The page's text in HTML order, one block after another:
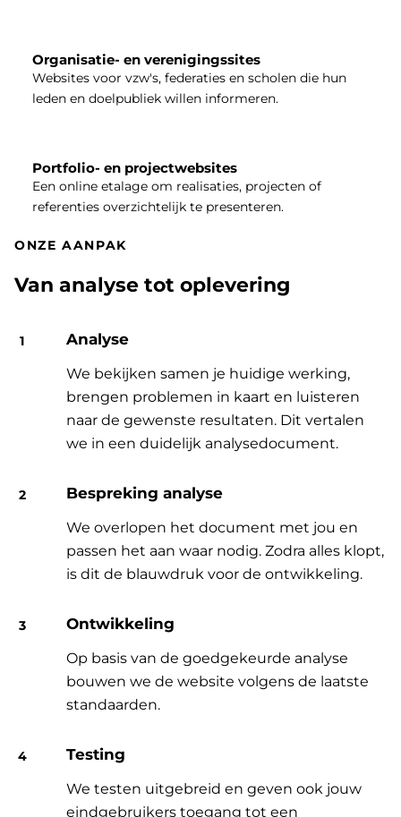
Organisatie- en verenigingssites
Websites voor vzw's, federaties en scholen die hun
leden en doelpubliek willen informeren.
Portfolio- en projectwebsites
Een online etalage om realisaties, projecten of
referenties overzichtelijk te presenteren.
ONZE AANPAK
Van analyse tot oplevering
Analyse
We bekijken samen je huidige werking,
brengen problemen in kaart en luisteren
naar de gewenste resultaten. Dit vertalen
we in een duidelijk analysedocument.
Bespreking analyse
We overlopen het document met jou en
passen het aan waar nodig. Zodra alles klopt,
is dit de blauwdruk voor de ontwikkeling.
Ontwikkeling
Op basis van de goedgekeurde analyse
bouwen we de website volgens de laatste
standaarden.
Testing
We testen uitgebreid en geven ook jouw
eindgebruikers toegang tot een